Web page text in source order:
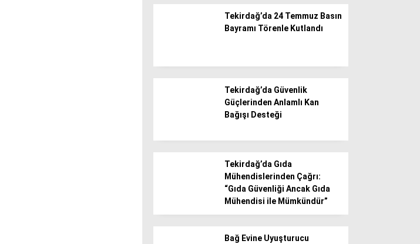
Tekirdağ’da 24 Temmuz Basın
Bayramı Törenle Kutlandı
Tekirdağ’da Güvenlik
Güçlerinden Anlamlı Kan
Bağışı Desteği
Tekirdağ’da Gıda
Mühendislerinden Çağrı:
“Gıda Güvenliği Ancak Gıda
Mühendisi ile Mümkündür”
Bağ Evine Uyuşturucu